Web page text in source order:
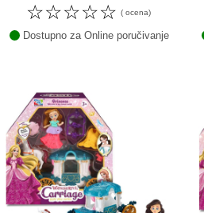
☆
☆
☆
☆
☆ ( ocena)
Dostupno za Online poručivanje